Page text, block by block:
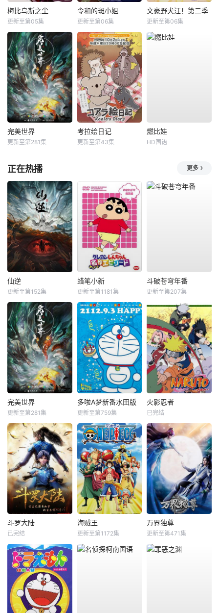
梅比乌斯之尘
更新至第05集
令和的斑小姐
更新至第06集
文豪野犬汪！第二季
更新至第06集
完美世界
更新至第281集
考拉绘日记
更新至第43集
燃比娃
HD国语
正在热播 更多
仙逆
更新至第152集
蜡笔小新
更新至第1181集
斗破苍穹年番
更新至第207集
完美世界
更新至第281集
多啦A梦新番水田版
更新至第759集
火影忍者
已完结
斗罗大陆
已完结
海贼王
更新至第1172集
万界独尊
更新至第471集